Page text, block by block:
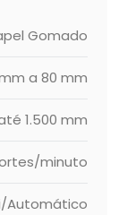
Gomado
a 80 mm
1.500 mm
minuto
Automático